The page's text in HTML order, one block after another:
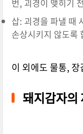
번, 괴경이 맺히기
삽: 괴경을 파낼 때
손상시키지 않도록
이 외에도 물통,
돼지감자의